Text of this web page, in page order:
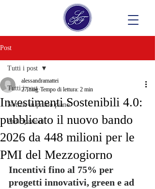
Post
Tutti i post
Notizie in primo piano
Anticipazioni
Tutti i post
Investimenti Sostenibili 4.0:
pubblicato il nuovo bando
2026 da 448 milioni per le
PMI del Mezzogiorno
alessandramattei
27 mag Tempo di lettura: 2 min
Incentivi fino al 75% per
progetti innovativi, green e ad